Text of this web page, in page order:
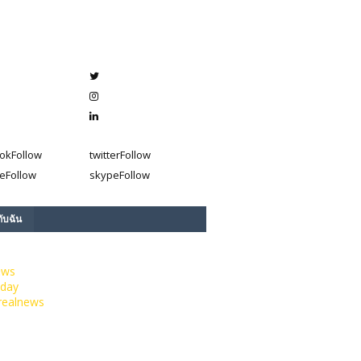
Follow twitterFollow
Follow skypeFollow
บฉัน